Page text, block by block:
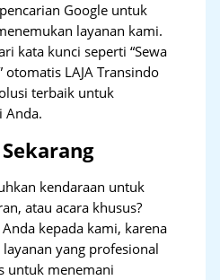
Google untuk
layanan kami.
kata kunci seperti “Sewa
LAJA Transindo
terbaik untuk
Anda.
kendaraan untuk
atau acara khusus?
kepada kami, karena
yang profesional
untuk menemani